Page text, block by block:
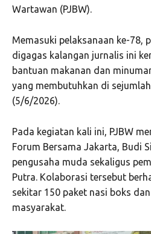
Wartawan (PJBW).
Memasuki pelaksanaan ke-78,
digagas kalangan jurnalis ini
bantuan makanan dan
yang membutuhkan di
(5/6/2026).
Pada kegiatan kali ini, PJBW
Forum Bersama Jakarta, Budi
pengusaha muda sekaligus
Putra. Kolaborasi tersebut
sekitar 150 paket nasi boks
masyarakat.